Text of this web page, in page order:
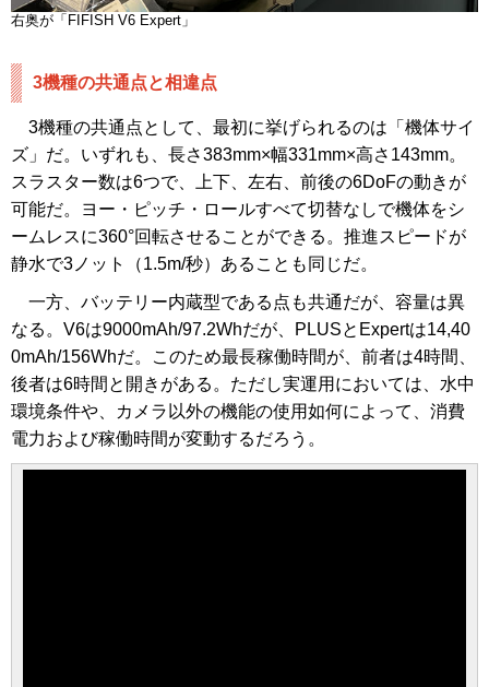
右奥が「FIFISH V6 Expert」
3機種の共通点と相違点
3機種の共通点として、最初に挙げられるのは「機体サイ
ズ」だ。いずれも、長さ383mm×幅331mm×高さ143mm。
スラスター数は6つで、上下、左右、前後の6DoFの動きが
可能だ。ヨー・ピッチ・ロールすべて切替なしで機体をシ
ームレスに360°回転させることができる。推進スピードが
静水で3ノット（1.5m/秒）あることも同じだ。
一方、バッテリー内蔵型である点も共通だが、容量は異
なる。V6は9000mAh/97.2Whだが、PLUSとExpertは14,40
0mAh/156Whだ。このため最長稼働時間が、前者は4時間、
後者は6時間と開きがある。ただし実運用においては、水中
環境条件や、カメラ以外の機能の使用如何によって、消費
電力および稼働時間が変動するだろう。